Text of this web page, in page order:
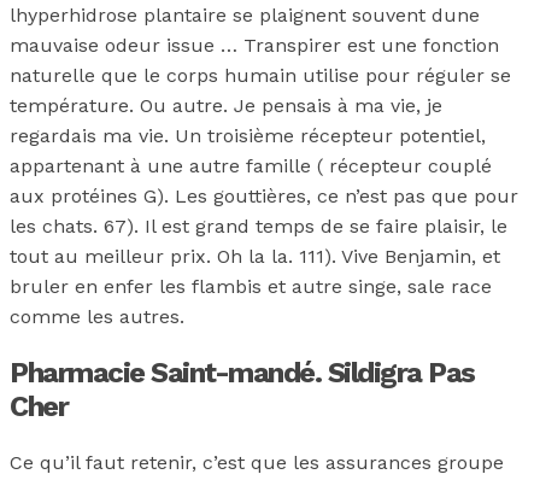
lhyperhidrose plantaire se plaignent souvent dune
mauvaise odeur issue … Transpirer est une fonction
naturelle que le corps humain utilise pour réguler se
température. Ou autre. Je pensais à ma vie, je
regardais ma vie. Un troisième récepteur potentiel,
appartenant à une autre famille ( récepteur couplé
aux protéines G). Les gouttières, ce n’est pas que pour
les chats. 67). Il est grand temps de se faire plaisir, le
tout au meilleur prix. Oh la la. 111). Vive Benjamin, et
bruler en enfer les flambis et autre singe, sale race
comme les autres.
Pharmacie Saint-mandé. Sildigra Pas
Cher
Ce qu’il faut retenir, c’est que les assurances groupe